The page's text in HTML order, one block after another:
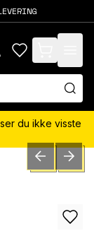
items in cart,
du ikke visste
PREVIOUSNEXT